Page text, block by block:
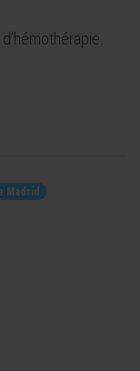
Madrid